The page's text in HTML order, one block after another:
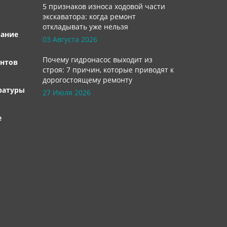
5 признаков износа ходовой части
экскаватора: когда ремонт
откладывать уже нельзя
03 Августа 2026
Почему гидронасос выходит из
строя: 7 причин, которые приводят к
дорогостоящему ремонту
27 Июля 2026